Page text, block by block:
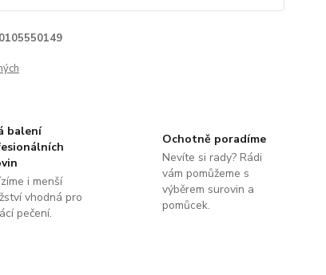
balení
i menší
vhodná pro
pečení.
Ochotně poradíme
Nevíte si rady? Rádi
vám pomůžeme s
výběrem surovin a
pomůcek.